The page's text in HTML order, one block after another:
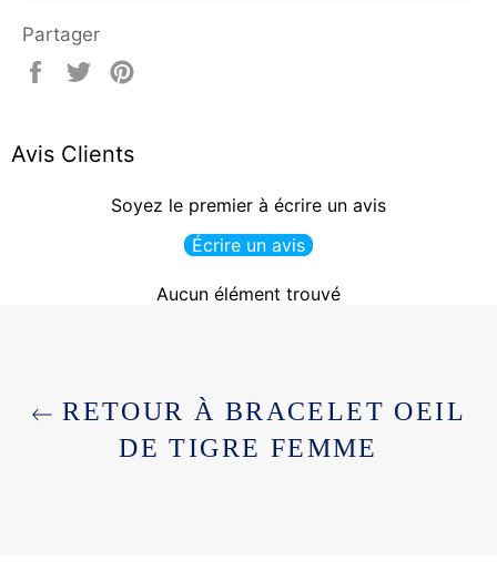
Partager
PartagerTweeter
Avis Clients
Soyez le premier à écrire un avis
Écrire un avis
Aucun élément trouvé
RETOUR À BRACELET OEIL
DE TIGRE FEMME